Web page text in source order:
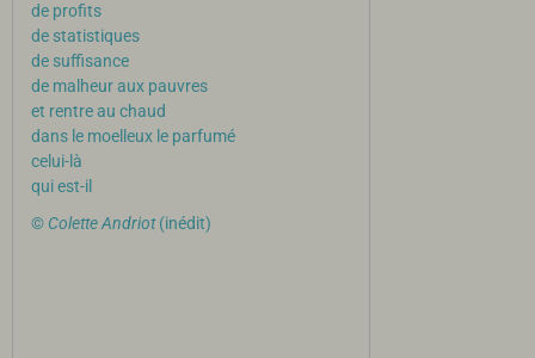
de profits
de statistiques
de suffisance
de malheur aux pauvres
et rentre au chaud
dans le moelleux le parfumé
celui-là
qui est-il
© Colette Andriot(inédit)